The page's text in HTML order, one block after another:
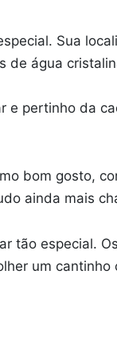
Sua
de água
pertinho da
bom gosto,
ainda mais
tão especial.
um